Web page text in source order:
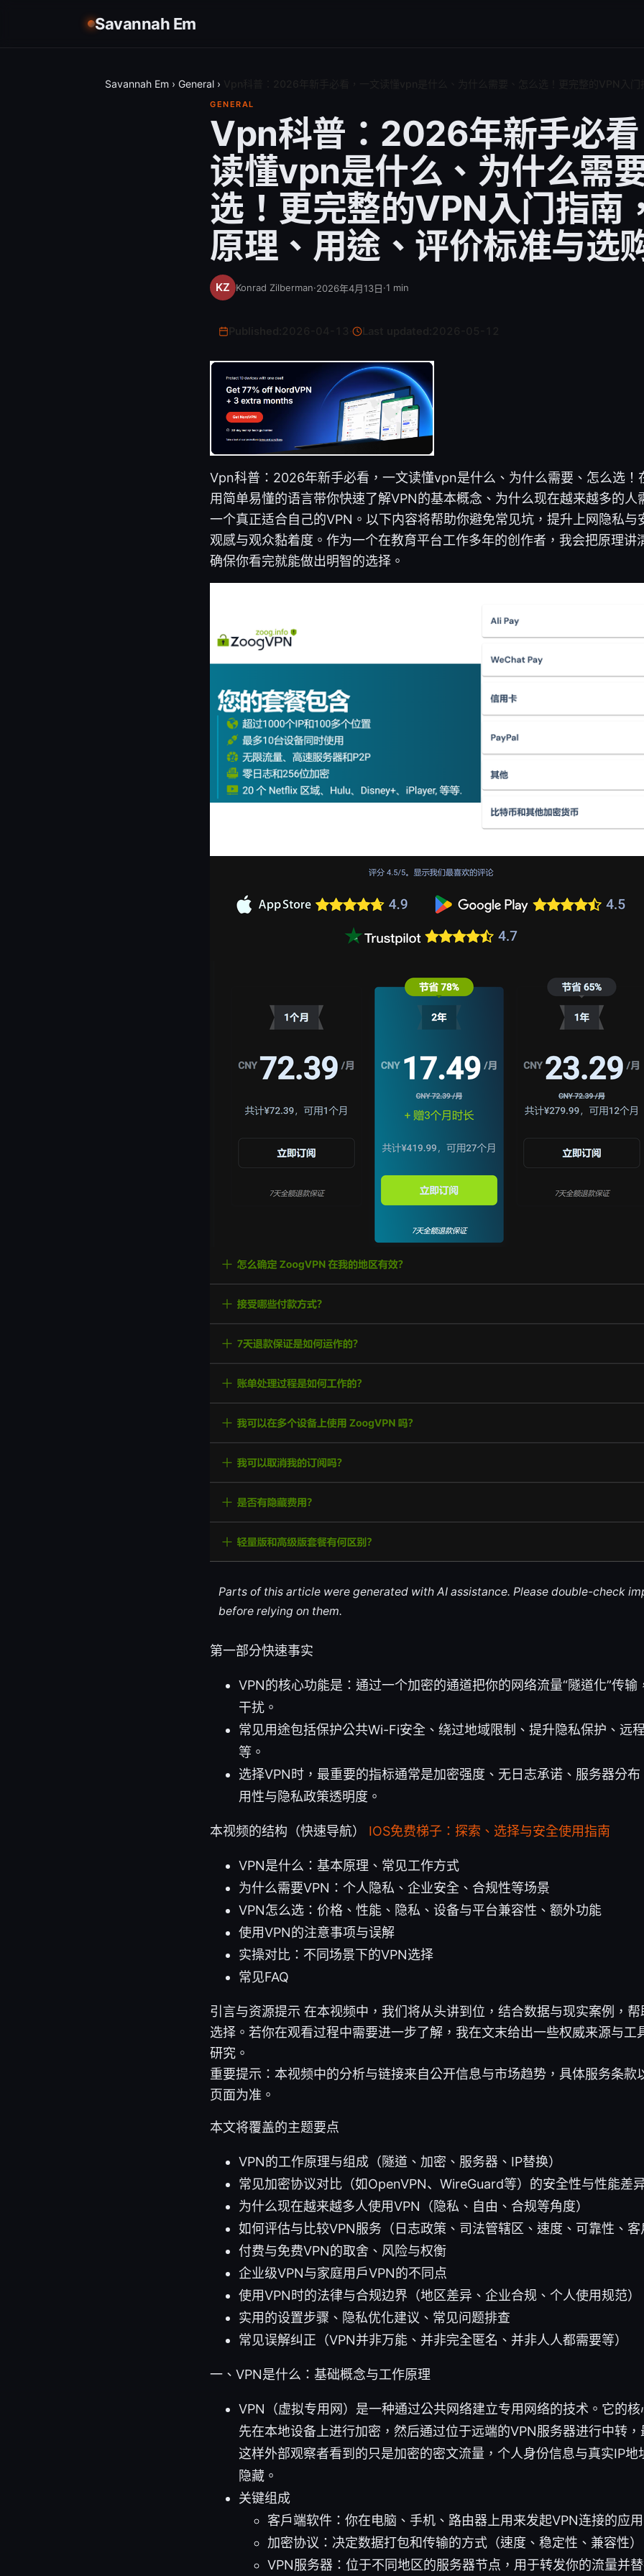
Savannah Em
Savannah Em › General ›
GENERAL
Vpn科普：2026年新手必
读懂vpn是什么、为什么需
选！更完整的VPN入门指南
原理、用途、评价标准与选
Konrad Zilberman·2026年4月13日·1 min
Last updated:
Vpn科普：2026年新手必看，一文读懂vpn是什么、为什么需要、怎么选！
用简单易懂的语言带你快速了解VPN的基本概念、为什么现在越来越多的人
一个真正适合自己的VPN。以下内容将帮助你避免常见坑，提升上网隐私与
观感与观众黏着度。作为一个在教育平台工作多年的创作者，我会把原理讲
确保你看完就能做出明智的选择。
Parts of this article were generated with AI assistance. Please double-check
before relying on them.
第一部分快速事实
VPN的核心功能是：通过一个加密的通道把你的网络流量“隧道化”传输
干扰。
常见用途包括保护公共Wi-Fi安全、绕过地域限制、提升隐私保护、远
等。
选择VPN时，最重要的指标通常是加密强度、无日志承诺、服务器分
用性与隐私政策透明度。
本视频的结构（快速导航） IOS免费梯子：探索、选择与安全使用指南
VPN是什么：基本原理、常见工作方式
为什么需要VPN：个人隐私、企业安全、合规性等场景
VPN怎么选：价格、性能、隐私、设备与平台兼容性、额外功能
使用VPN的注意事项与误解
实操对比：不同场景下的VPN选择
常见FAQ
引言与资源提示 在本视频中，我们将从头讲到位，结合数据与现实案例，
选择。若你在观看过程中需要进一步了解，我在文末给出一些权威来源与工
研究。
重要提示：本视频中的分析与链接来自公开信息与市场趋势，具体服务条款
页面为准。
本文将覆盖的主题要点
VPN的工作原理与组成（隧道、加密、服务器、IP替换）
常见加密协议对比（如OpenVPN、WireGuard等）的安全性与性能差
为什么现在越来越多人使用VPN（隐私、自由、合规等角度）
如何评估与比较VPN服务（日志政策、司法管辖区、速度、可靠性、客
付费与免费VPN的取舍、风险与权衡
企业级VPN与家庭用户VPN的不同点
使用VPN时的法律与合规边界（地区差异、企业合规、个人使用规范）
实用的设置步骤、隐私优化建议、常见问题排查
常见误解纠正（VPN并非万能、并非完全匿名、并非人人都需要等）
一、VPN是什么：基础概念与工作原理
VPN（虚拟专用网）是一种通过公共网络建立专用网络的技术。它的
先在本地设备上进行加密，然后通过位于远端的VPN服务器进行中转，
这样外部观察者看到的只是加密的密文流量，个人身份信息与真实IP地
隐藏。
关键组成
客户端软件：你在电脑、手机、路由器上用来发起VPN连接的应用
加密协议：决定数据打包和传输的方式（速度、稳定性、兼容性）
VPN服务器：位于不同地区的服务器节点，用于转发你的流量并